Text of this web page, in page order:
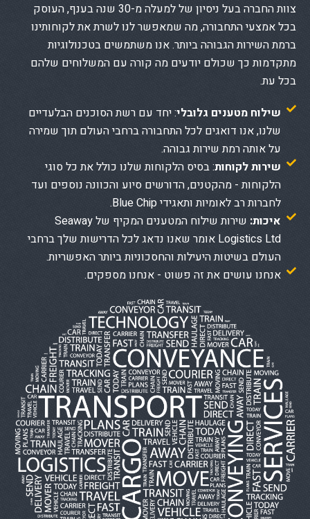
צוות החברה בעל ניסיון של למעלה מ-30 שנה בענף, העוסק
בכל אמצעי התחבורה, מה שמאפשר לנו לשרת את לקוחותינו
ברמת השירות הגבוהה ביותר. אנו משתמשים בטכנולוגיות
מתקדמות כך שכולם יודעים מה קורה עם המשלוחים שלהם
בכל עת.
שילוח מטענים גלובלי: יחד עם רשת הסוכנים הבלעדיים
שלנו, אנו דואגים לכל התחבורה ברחבי העולם תוך שמירה
על אותה רמת שירות גבוהה.
שירות לקוחות: בסיס הלקוחות שלנו כולל את כל סוגי
הלקוחות - מהקטנים, הדורשים סיוע והכוונה נוספים ועד
לחברות רב לאומיות ותאגידי Blue Chip.
איכות:
שירות שילוח המטענים המקיף של Seaway
Logistics Ltd אומר שאנו נדאג לכל הדרישות שלך ברחבי
העולם בשיטות היעילות והחסכוניות ביותר האפשריות.
אנחנו עושים את זה פשוט - אנחנו מספקים.